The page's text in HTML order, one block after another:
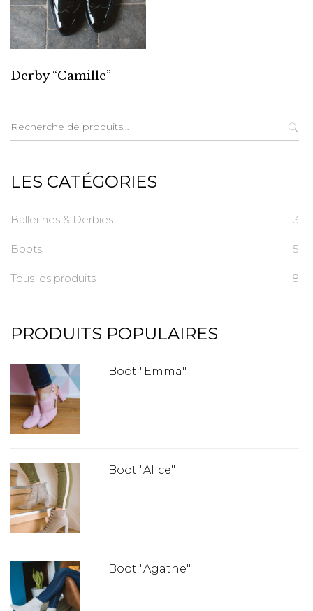
Derby “Camille”
Recherche
LES CATÉGORIES
Ballerines & Derbies 3
Boots 5
Tous les produits 8
PRODUITS POPULAIRES
Boot "Emma"
Boot "Alice"
Boot "Agathe"